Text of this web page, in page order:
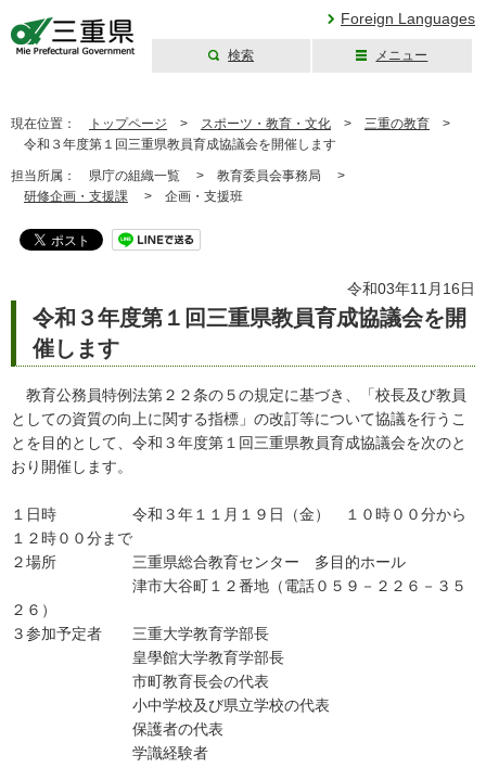
Foreign Languages
検索 メニュー
現在位置： トップページ > スポーツ・教育・文化 > 三重の教育 >
令和３年度第１回三重県教員育成協議会を開催します
担当所属： 県庁の組織一覧 > 教育委員会事務局 >
研修企画・支援課 > 企画・支援班
令和03年11月16日
令和３年度第１回三重県教員育成協議会を開
催します
教育公務員特例法第２２条の５の規定に基づき、「校長及び教員
としての資質の向上に関する指標」の改訂等について協議を行うこ
とを目的として、令和３年度第１回三重県教員育成協議会を次のと
おり開催します。
１日時 令和３年１１月１９日（金） １０時００分から
１２時００分まで
２場所 三重県総合教育センター 多目的ホール
津市大谷町１２番地（電話０５９－２２６－３５
２６）
３参加予定者 三重大学教育学部長
皇學館大学教育学部長
市町教育長会の代表
小中学校及び県立学校の代表
保護者の代表
学識経験者